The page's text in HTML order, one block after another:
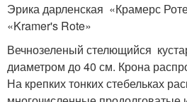
Эрика дарленская
«Kramer's Rote»
Вечнозеленый стелющийся
диаметром до 40 см. Крона
На крепких тонких стебельках